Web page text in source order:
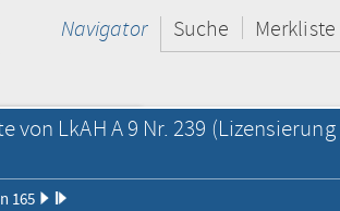
Navigator Suche Merkliste
von LkAH A 9 Nr. 239
165